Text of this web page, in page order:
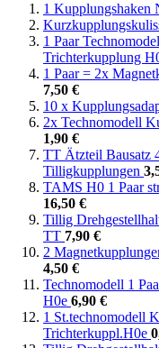
1 Kupplungshaken
1 Paar
Trichterkupplung
1 Paar = 2x
7,50 €
10 x
2x Technomodell
1,90 €
TT Ätzteil Bausatz
Tilligkupplungen
TAMS H0 1 Paar
16,50 €
Tillig
TT 7,90 €
2
4,50 €
Technomodell 1
H0e 6,90 €
1 St.technomodell
Trichterkuppl.H0e